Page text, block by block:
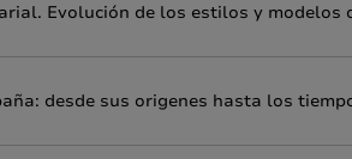
Evolución de los estilos y
desde sus origenes hasta los